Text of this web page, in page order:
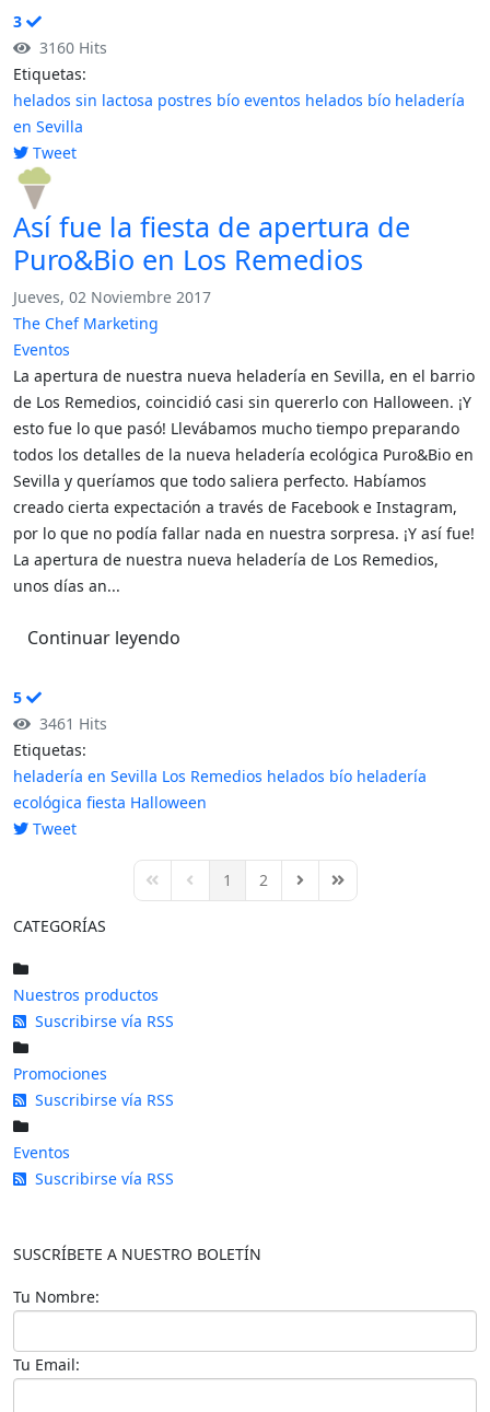
3
3160 Hits
Etiquetas:
helados sin lactosa postres bío eventos helados bío heladería
en Sevilla
Tweet
pinterest
Así fue la fiesta de apertura de
Puro&Bio en Los Remedios
Jueves, 02 Noviembre 2017
The Chef Marketing
Eventos
La apertura de nuestra nueva heladería en Sevilla, en el barrio
de Los Remedios, coincidió casi sin quererlo con Halloween. ¡Y
esto fue lo que pasó! Llevábamos mucho tiempo preparando
todos los detalles de la nueva heladería ecológica Puro&Bio en
Sevilla y queríamos que todo saliera perfecto. Habíamos
creado cierta expectación a través de Facebook e Instagram,
por lo que no podía fallar nada en nuestra sorpresa. ¡Y así fue!
La apertura de nuestra nueva heladería de Los Remedios,
unos días an...
Continuar leyendo
5
3461 Hits
Etiquetas:
heladería en Sevilla Los Remedios helados bío heladería
ecológica fiesta Halloween
Tweet
First PagePrevious Page
1 2 Next PageLast Page
CATEGORÍAS
Nuestros productos
Suscribirse vía RSS
Promociones
Suscribirse vía RSS
Eventos
Suscribirse vía RSS
SUSCRÍBETE A NUESTRO BOLETÍN
Tu Nombre:
Tu Email: